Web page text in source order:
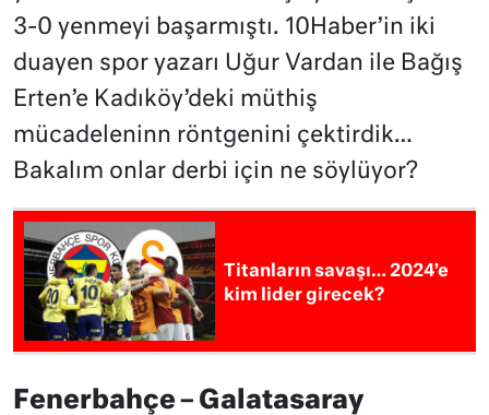
3-0 yenmeyi başarmıştı. 10Haber’in iki
duayen spor yazarı Uğur Vardan ile Bağış
Erten’e Kadıköy’deki müthiş
mücadeleninn röntgenini çektirdik…
Bakalım onlar derbi için ne söylüyor?
Titanların savaşı… 2024’e
kim lider girecek?
Fenerbahçe – Galatasaray